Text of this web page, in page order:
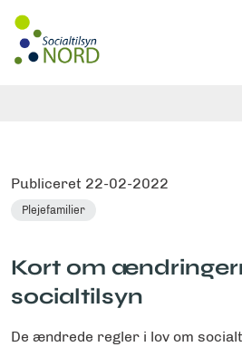
Publiceret 22-02-2022
Plejefamilier
Kort om
socialtilsyn
De ændrede regler i lov om